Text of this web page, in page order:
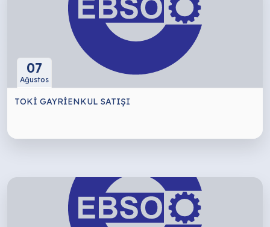
07
Ağustos
TOKİ GAYRİENKUL SATIŞI